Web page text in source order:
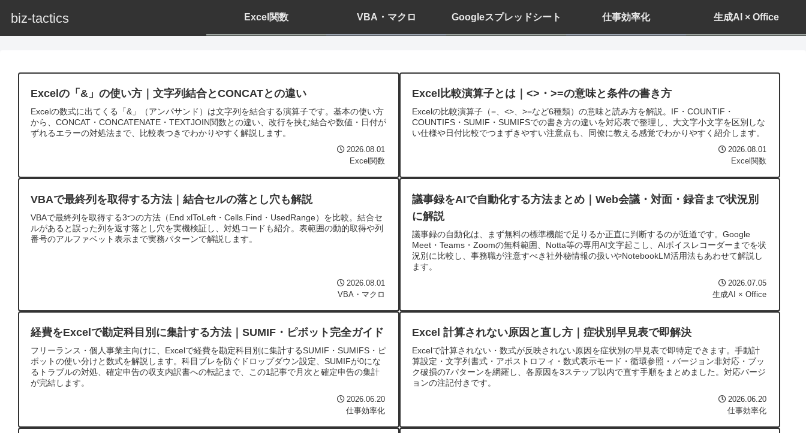
biz-tactics Excel関数 VBA・マクロ Googleスプレッドシート 仕事効率化 生成AI × Office
Excelの「&」の使い方｜文字列結合とCONCATとの違い
Excelの数式に出てくる「&」（アンパサンド）は文字列を結合する演算子です。基本の使い方
から、CONCAT・CONCATENATE・TEXTJOIN関数との違い、改行を挟む結合や数値・日付が
ずれるエラーの対処法まで、比較表つきでわかりやすく解説します。
2026.08.01
Excel関数
Excel比較演算子とは｜<>・>=の意味と条件の書き方
Excelの比較演算子（=、<>、>=など6種類）の意味と読み方を解説。IF・COUNTIF・
COUNTIFS・SUMIF・SUMIFSでの書き方の違いを対応表で整理し、大文字小文字を区別しな
い仕様や日付比較でつまずきやすい注意点も、同僚に教える感覚でわかりやすく紹介します。
2026.08.01
Excel関数
VBAで最終列を取得する方法｜結合セルの落とし穴も解説
VBAで最終列を取得する3つの方法（End xlToLeft・Cells.Find・UsedRange）を比較。結合セ
ルがあると誤った列を返す落とし穴を実機検証し、対処コードも紹介。表範囲の動的取得や列
番号のアルファベット表示まで実務パターンで解説します。
2026.08.01
VBA・マクロ
議事録をAIで自動化する方法まとめ｜Web会議・対面・録音まで状況別
に解説
議事録の自動化は、まず無料の標準機能で足りるか正直に判断するのが近道です。Google
Meet・Teams・Zoomの無料範囲、Notta等の専用AI文字起こし、AIボイスレコーダーまでを状
況別に比較し、事務職が注意すべき社外秘情報の扱いやNotebookLM活用法もあわせて解説し
ます。
2026.07.05
生成AI × Office
経費をExcelで勘定科目別に集計する方法｜SUMIF・ピボット完全ガイド
フリーランス・個人事業主向けに、Excelで経費を勘定科目別に集計するSUMIF・SUMIFS・ピ
ボットの使い分けと数式を解説します。科目ブレを防ぐドロップダウン設定、SUMIFが0にな
るトラブルの対処、確定申告の収支内訳書への転記まで、この1記事で月次と確定申告の集計
が完結します。
2026.06.20
仕事効率化
Excel 計算されない原因と直し方｜症状別早見表で即解決
Excelで計算されない・数式が反映されない原因を症状別の早見表で即特定できます。手動計
算設定・文字列書式・アポストロフィ・数式表示モード・循環参照・バージョン非対応・ブッ
ク破損の7パターンを網羅し、各原因を3ステップ以内で直す手順をまとめました。対応バージ
ョンの注記付きです。
2026.06.20
仕事効率化